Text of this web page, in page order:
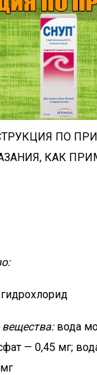
ПО
КАК
вода
— 0,45 мг;